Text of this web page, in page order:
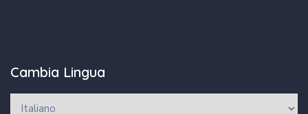
Cambia Lingua